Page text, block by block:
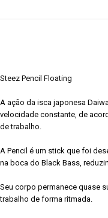
Steez Pencil Floating
A ação da isca japonesa
velocidade constante, de
de trabalho.
A Pencil é um stick que foi
na boca do Black Bass,
Seu corpo permanece quase
trabalho de forma ritmada.